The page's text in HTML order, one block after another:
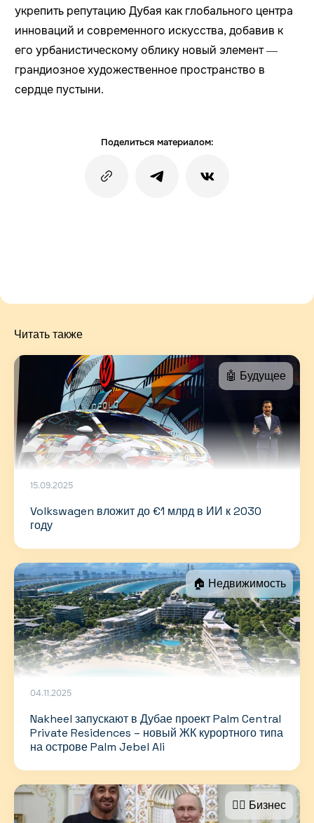
укрепить репутацию Дубая как глобального центра
инноваций и современного искусства, добавив к
его урбанистическому облику новый элемент —
грандиозное художественное пространство в
сердце пустыни.
Поделиться материалом:
Читать также
🤖 Будущее
15.09.2025
Volkswagen вложит до €1 млрд в ИИ к 2030
году
🏠 Недвижимость
04.11.2025
Nakheel запускают в Дубае проект Palm Central
Private Residences – новый ЖК курортного типа
на острове Palm Jebel Ali
🤵‍♂️ Бизнес